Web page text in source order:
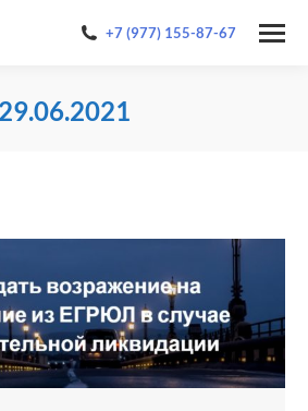
+7 (977) 155-87-67
29.06.2021